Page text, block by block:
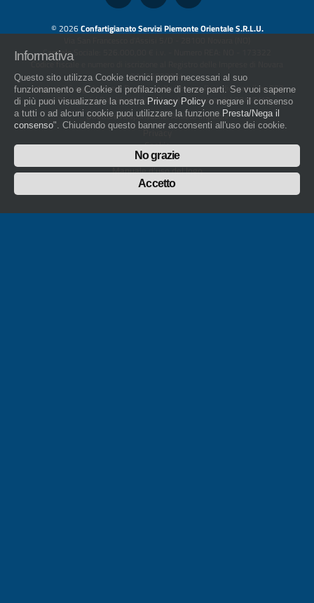
© 2026Confartigianato Servizi Piemonte Orientale S.R.L.U.
Capitale Sociale: 526.000,00 € i.v. - Numero REA: NO - 173322
Codice fiscale e numero di iscrizione al Registro delle Imprese di Novara
01436930034
artigiani.it è registrato nel Registro della Stampa Periodica con il nr. 562
con Decreto del Presidente del Tribunale di Novara del 07/03/13
Direttore Responsabile: Amleto Impaloni
Privacy
Cookie
Whistleblowing
Manuale d'uso del logo
Policy sulla Parità di genere
Informativa
Questo sito utilizza Cookie tecnici propri necessari al suo
funzionamento e Cookie di profilazione di terze parti. Se vuoi saperne
di più puoi visualizzare la nostra Privacy Policy o negare il consenso
a tutti o ad alcuni cookie puoi utilizzare la funzione Presta/Nega il
consenso". Chiudendo questo banner acconsenti all'uso dei cookie.
No grazie
Accetto